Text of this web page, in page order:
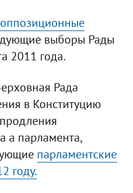
оппозиционные
выборы Рады
2011 года.
Рада
в Конституцию
а парламента,
парламентские
году.